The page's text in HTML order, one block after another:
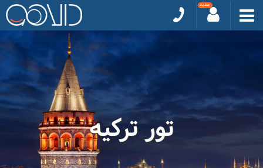
تور ترکیه